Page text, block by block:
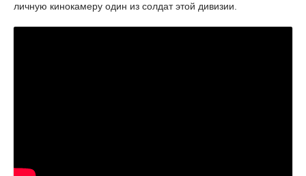
личную кинокамеру один из солдат этой дивизии.